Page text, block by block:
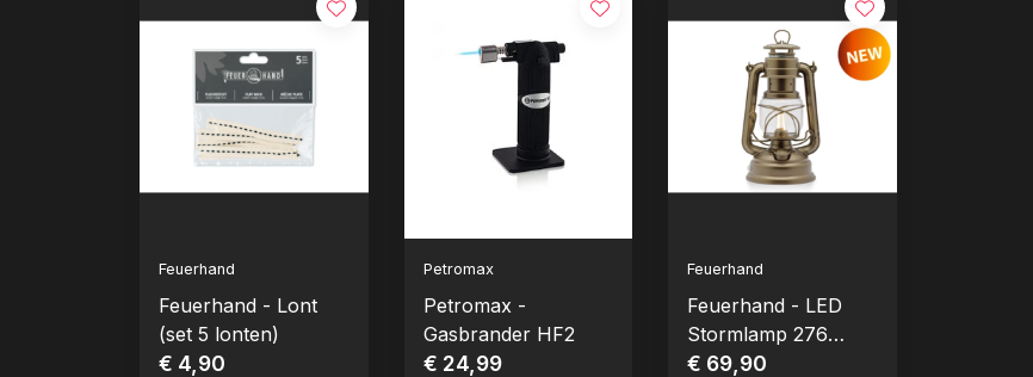
Feuerhand
Feuerhand - Lont
(set 5 lonten)
€ 4,90
Petromax
Petromax -
Gasbrander HF2
€ 24,99
Feuerhand
Feuerhand - LED
Stormlamp 276
Brons
€ 69,90